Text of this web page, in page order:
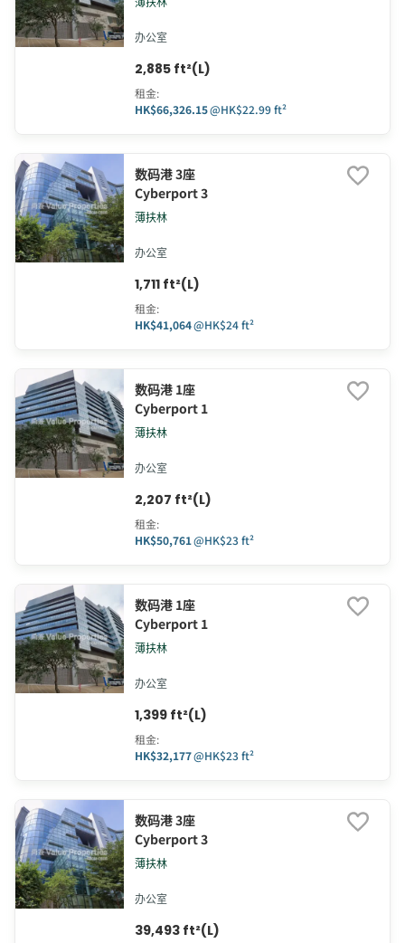
办公室
2,885 ft²(L)
租金:
HK$66,326.15@HK$22.99 ft²
数码港 3座
Cyberport 3
薄扶林
办公室
1,711 ft²(L)
租金:
HK$41,064@HK$24 ft²
数码港 1座
Cyberport 1
薄扶林
办公室
2,207 ft²(L)
租金:
HK$50,761@HK$23 ft²
数码港 1座
Cyberport 1
薄扶林
办公室
1,399 ft²(L)
租金:
HK$32,177@HK$23 ft²
数码港 3座
Cyberport 3
薄扶林
办公室
39,493 ft²(L)